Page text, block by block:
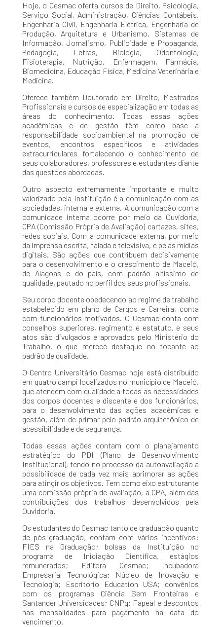
Hoje, o Cesmac oferta cursos de Direito, Psicologia,
Serviço Social, Administração, Ciências Contábeis,
Engenharia Civil, Engenharia Elétrica, Engenharia de
Produção, Arquitetura e Urbanismo, Sistemas de
Informação, Jornalismo, Publicidade e Propaganda,
Pedagogia, Letras, Biologia, Odontologia,
Fisioterapia, Nutrição, Enfermagem, Farmácia,
Biomedicina, Educação Física, Medicina Veterinária e
Medicina.
Oferece também Doutorado em Direito, Mestrados
Profissionais e cursos de especialização em todas as
áreas do conhecimento. Todas essas ações
acadêmicas e de gestão têm como base a
responsabilidade socioambiental na promoção de
eventos, encontros específicos e atividades
extracurriculares fortalecendo o conhecimento de
seus colaboradores, professores e estudantes diante
das questões abordadas.
Outro aspecto extremamente importante e muito
valorizado pela Instituição é a comunicação com as
sociedades, interna e externa. A comunicação com a
comunidade interna ocorre por meio da Ouvidoria,
CPA (Comissão Própria de Avaliação) cartazes, sites,
redes sociais. Com a comunidade externa, por meio
da imprensa escrita, falada e televisiva, e pelas mídias
digitais. São ações que contribuem decisivamente
para o desenvolvimento e o crescimento de Maceió,
de Alagoas e do país, com padrão altíssimo de
qualidade, pautado no perfil dos seus profissionais.
Seu corpo docente obedecendo ao regime de trabalho
estabelecido em plano de Cargos e Carreira, conta
com funcionários motivados. O Cesmac conta com
conselhos superiores, regimento e estatuto, e seus
atos são divulgados e aprovados pelo Ministério do
Trabalho, o que merece destaque no tocante ao
padrão de qualidade.
O Centro Universitário Cesmac hoje está distribuído
em quatro campi localizados no município de Maceió,
que atendem com qualidade a todas as necessidades
dos corpos docentes e discente e dos funcionários,
para o desenvolvimento das ações acadêmicas e
gestão, além de primar pelo padrão arquitetônico de
acessibilidade e de segurança.
Todas essas ações contam com o planejamento
estratégico do PDI (Plano de Desenvolvimento
Institucional), tendo no processo da autoavaliação a
possibilidade de cada vez mais aprimorar as ações
para atingir os objetivos. Tem como eixo estruturante
uma comissão própria de avaliação, a CPA, além das
contribuições dos trabalhos desenvolvidos pela
Ouvidoria.
Os estudantes do Cesmac tanto de graduação quanto
de pós-graduação, contam com vários incentivos:
FIES na Graduação; bolsas da Instituição no
programa de Iniciação Científica, estágios
remunerados; Editora Cesmac; Incubadora
Empresarial Tecnológica; Núcleo de Inovação e
Tecnologia; Escritório Education USA; convênios
com os programas Ciência Sem Fronteiras e
Santander Universidades; CNPq; Fapeal e descontos
nas mensalidades para pagamento na data do
vencimento.